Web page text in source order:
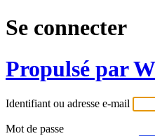
Se connecter
Propulsé par
Identifiant ou adresse e-mail
Mot de passe